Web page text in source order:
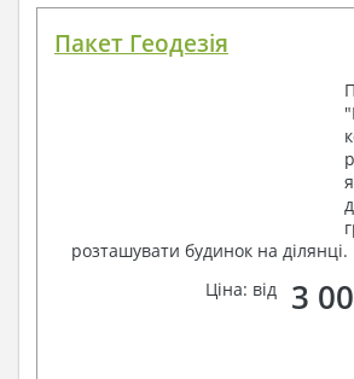
Пакет Геодезія
розташувати будинок на ділянці.
Ціна: від
3